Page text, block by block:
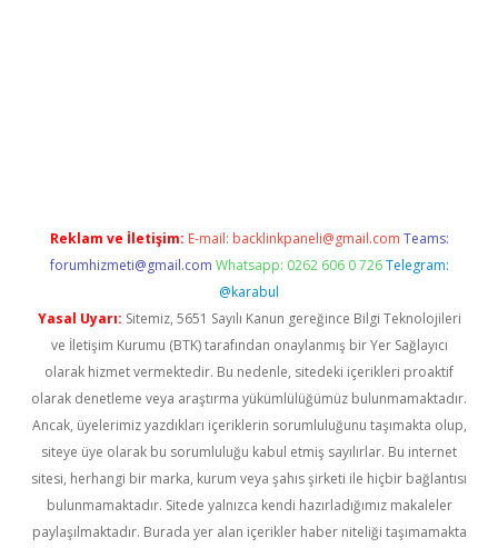
Reklam ve İletişim: E-mail: backlinkpaneli@gmail.com Teams:
forumhizmeti@gmail.com Whatsapp: 0262 606 0 726 Telegram:
@karabul
Yasal Uyarı: Sitemiz, 5651 Sayılı Kanun gereğince Bilgi Teknolojileri
ve İletişim Kurumu (BTK) tarafından onaylanmış bir Yer Sağlayıcı
olarak hizmet vermektedir. Bu nedenle, sitedeki içerikleri proaktif
olarak denetleme veya araştırma yükümlülüğümüz bulunmamaktadır.
Ancak, üyelerimiz yazdıkları içeriklerin sorumluluğunu taşımakta olup,
siteye üye olarak bu sorumluluğu kabul etmiş sayılırlar. Bu internet
sitesi, herhangi bir marka, kurum veya şahıs şirketi ile hiçbir bağlantısı
bulunmamaktadır. Sitede yalnızca kendi hazırladığımız makaleler
paylaşılmaktadır. Burada yer alan içerikler haber niteliği taşımamakta